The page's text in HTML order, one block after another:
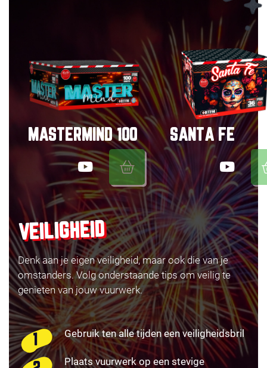
MASTERMIND 100 SANTA FE
VEILIGHEID
Denk aan je eigen veiligheid, maar ook die van je
omstanders. Volg onderstaande tips om veilig te
genieten van jouw vuurwerk.
Gebruik ten alle tijden een veiligheidsbril
Plaats vuurwerk op een stevige